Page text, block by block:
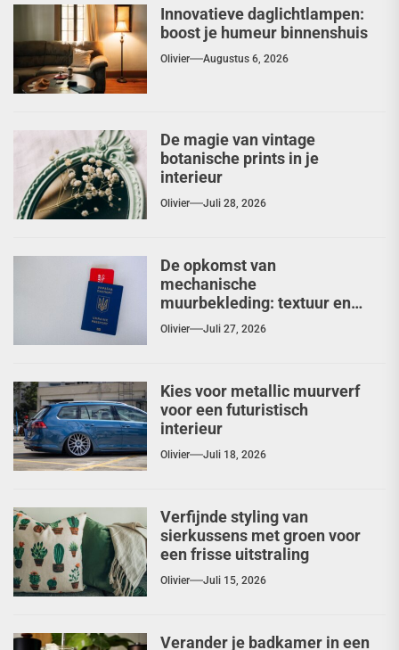
Innovatieve daglichtlampen:
boost je humeur binnenshuis
Olivier Augustus 6, 2026
De magie van vintage
botanische prints in je
interieur
Olivier Juli 28, 2026
De opkomst van
mechanische
muurbekleding: textuur en
diepte herontdekt
Olivier Juli 27, 2026
Kies voor metallic muurverf
voor een futuristisch
interieur
Olivier Juli 18, 2026
Verfijnde styling van
sierkussens met groen voor
een frisse uitstraling
Olivier Juli 15, 2026
Verander je badkamer in een